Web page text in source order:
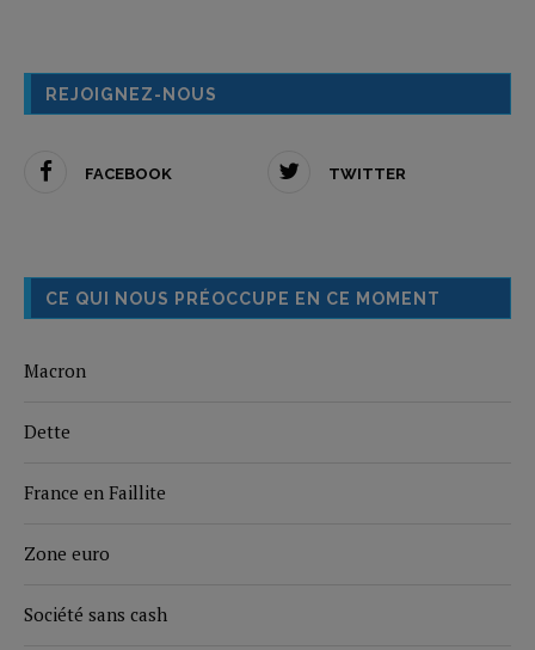
REJOIGNEZ-NOUS
FACEBOOK TWITTER
CE QUI NOUS PRÉOCCUPE EN CE MOMENT
Macron
Dette
France en Faillite
Zone euro
Société sans cash